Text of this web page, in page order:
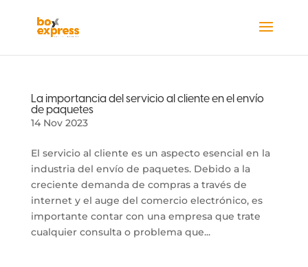
La importancia del servicio al cliente en el envío
de paquetes
14 Nov 2023
El servicio al cliente es un aspecto esencial en la
industria del envío de paquetes. Debido a la
creciente demanda de compras a través de
internet y el auge del comercio electrónico, es
importante contar con una empresa que trate
cualquier consulta o problema que...